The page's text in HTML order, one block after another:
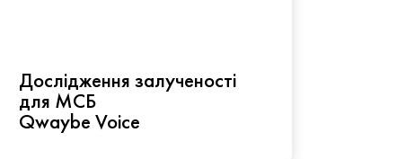
Дослідження залученості
для МСБ
Qwaybe Voice